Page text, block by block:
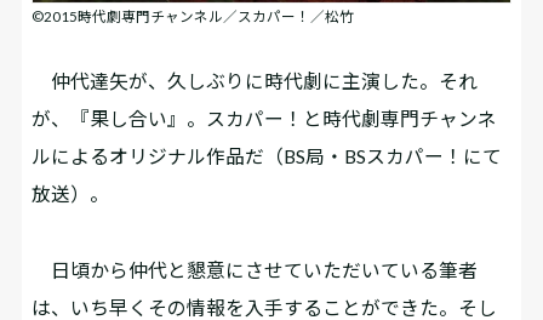
©2015時代劇専門チャンネル／スカパー！／松竹
仲代達矢が、久しぶりに時代劇に主演した。それ
が、『果し合い』。スカパー！と時代劇専門チャンネ
ルによるオリジナル作品だ（BS局・BSスカパー！にて
放送）。
日頃から仲代と懇意にさせていただいている筆者
は、いち早くその情報を入手することができた。そし